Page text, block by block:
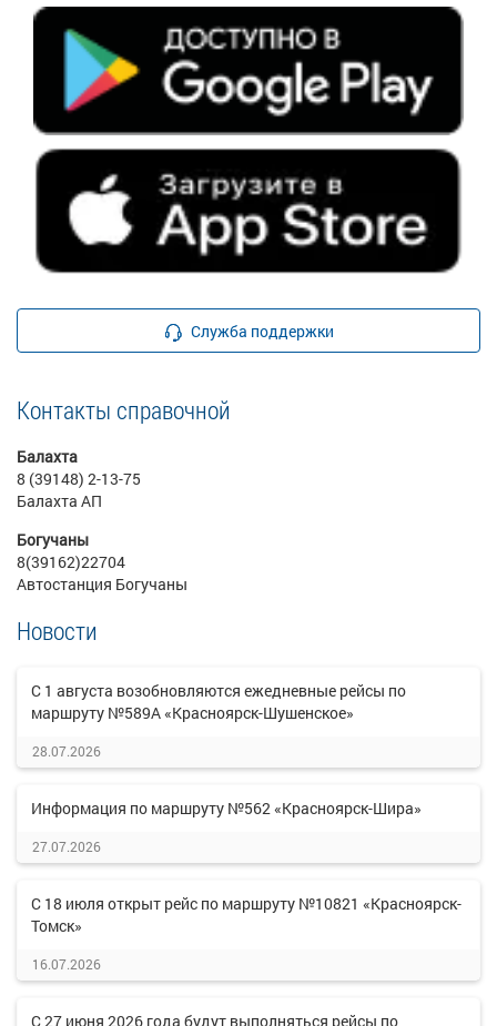
Служба поддержки
Контакты справочной
Балахта
8 (39148) 2-13-75
Балахта АП
Богучаны
8(39162)22704
Автостанция Богучаны
Новости
С 1 августа возобновляются ежедневные рейсы по
маршруту №589А «Красноярск-Шушенское»
28.07.2026
Информация по маршруту №562 «Красноярск-Шира»
27.07.2026
С 18 июля открыт рейс по маршруту №10821 «Красноярск-
Томск»
16.07.2026
С 27 июня 2026 года будут выполняться рейсы по